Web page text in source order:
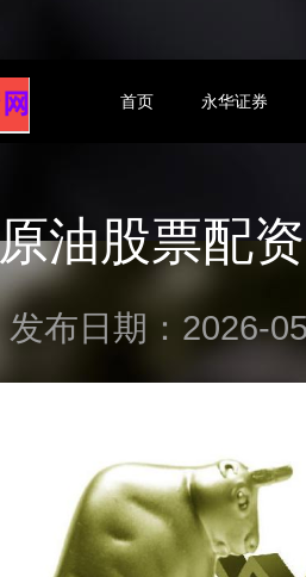
首页 永华证券
油股票配
发布日期：2026-